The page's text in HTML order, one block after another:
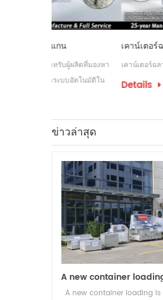
เคาน์เตอร์ฉลากดีไซน์ใหม่พร้
เคาน์เตอร์ฉลากดีไซน์ใหม่พร้อมเว็
Details
ข่าวล่าสุด
A new container loading is